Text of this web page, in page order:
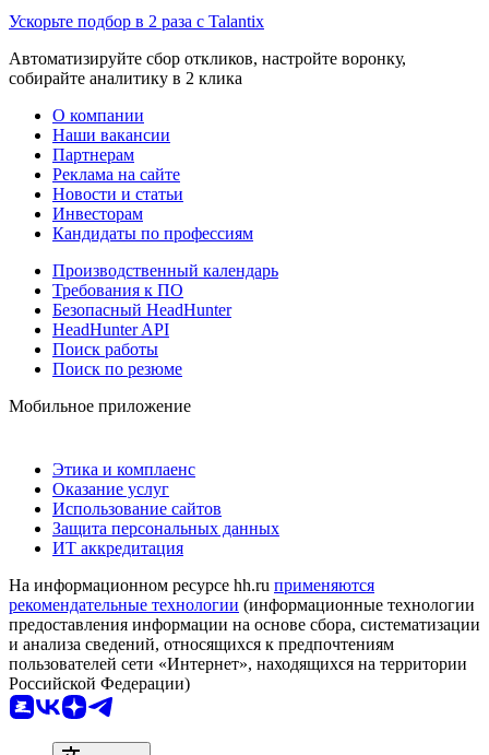
Ускорьте подбор в 2 раза с Talantix
Автоматизируйте сбор откликов, настройте воронку,
собирайте аналитику в 2 клика
О компании
Наши вакансии
Партнерам
Реклама на сайте
Новости и статьи
Инвесторам
Кандидаты по профессиям
Производственный календарь
Требования к ПО
Безопасный HeadHunter
HeadHunter API
Поиск работы
Поиск по резюме
Мобильное приложение
Этика и комплаенс
Оказание услуг
Использование сайтов
Защита персональных данных
ИТ аккредитация
На информационном ресурсе hh.ru применяются
рекомендательные технологии (информационные технологии
предоставления информации на основе сбора, систематизации
и анализа сведений, относящихся к предпочтениям
пользователей сети «Интернет», находящихся на территории
Российской Федерации)